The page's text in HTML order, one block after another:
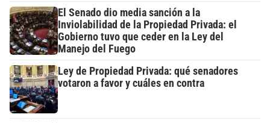
El Senado dio media sanción a la
Inviolabilidad de la Propiedad Privada: el
Gobierno tuvo que ceder en la Ley del
Manejo del Fuego
Ley de Propiedad Privada: qué senadores
votaron a favor y cuáles en contra